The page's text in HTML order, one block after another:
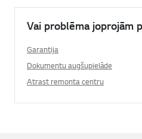
Vai problēma joprojām
Garantija
Dokumentu augšupielāde
Atrast remonta centru